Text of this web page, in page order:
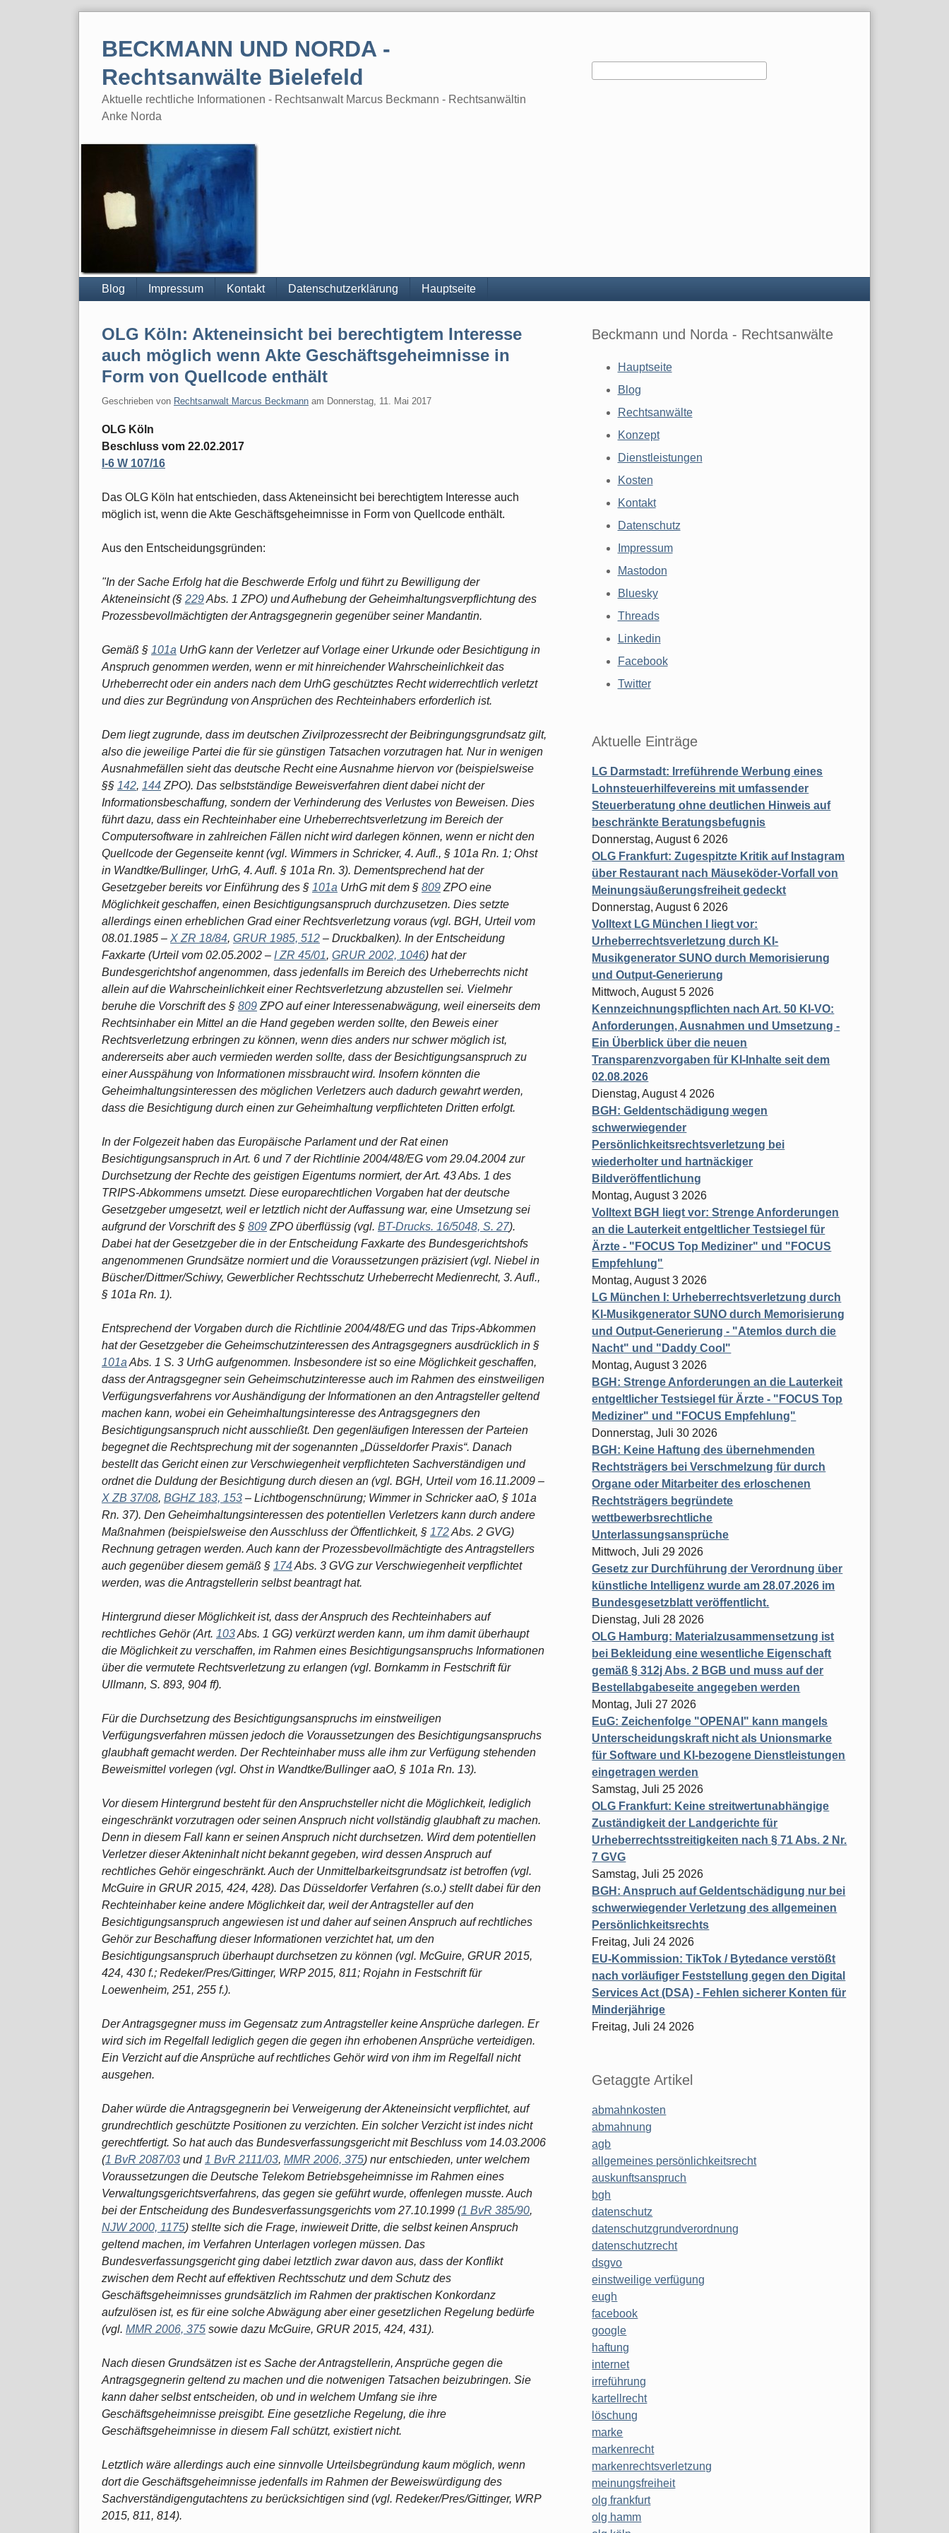
BECKMANN UND NORDA -
Rechtsanwälte Bielefeld
Aktuelle rechtliche Informationen - Rechtsanwalt Marcus Beckmann - Rechtsanwältin
Anke Norda
Blog Impressum Kontakt Datenschutzerklärung Hauptseite
OLG Köln: Akteneinsicht bei berechtigtem Interesse
auch möglich wenn Akte Geschäftsgeheimnisse in
Form von Quellcode enthält
Geschrieben von Rechtsanwalt Marcus Beckmann am Donnerstag, 11. Mai 2017
OLG Köln
Beschluss vom 22.02.2017
I-6 W 107/16
Das OLG Köln hat entschieden, dass Akteneinsicht bei berechtigtem Interesse auch
möglich ist, wenn die Akte Geschäftsgeheimnisse in Form von Quellcode enthält.
Aus den Entscheidungsgründen:
"In der Sache Erfolg hat die Beschwerde Erfolg und führt zu Bewilligung der
Akteneinsicht (§ 229Abs. 1 ZPO) und Aufhebung der Geheimhaltungsverpflichtung des
Prozessbevollmächtigten der Antragsgegnerin gegenüber seiner Mandantin.
Gemäß § 101a UrhG kann der Verletzer auf Vorlage einer Urkunde oder Besichtigung in
Anspruch genommen werden, wenn er mit hinreichender Wahrscheinlichkeit das
Urheberrecht oder ein anders nach dem UrhG geschütztes Recht widerrechtlich verletzt
und dies zur Begründung von Ansprüchen des Rechteinhabers erforderlich ist.
Dem liegt zugrunde, dass im deutschen Zivilprozessrecht der Beibringungsgrundsatz gilt,
also die jeweilige Partei die für sie günstigen Tatsachen vorzutragen hat. Nur in wenigen
Ausnahmefällen sieht das deutsche Recht eine Ausnahme hiervon vor (beispielsweise
§§ 142, 144 ZPO). Das selbstständige Beweisverfahren dient dabei nicht der
Informationsbeschaffung, sondern der Verhinderung des Verlustes von Beweisen. Dies
führt dazu, dass ein Rechteinhaber eine Urheberrechtsverletzung im Bereich der
Computersoftware in zahlreichen Fällen nicht wird darlegen können, wenn er nicht den
Quellcode der Gegenseite kennt (vgl. Wimmers in Schricker, 4. Aufl., § 101a Rn. 1; Ohst
in Wandtke/Bullinger, UrhG, 4. Aufl. § 101a Rn. 3). Dementsprechend hat der
Gesetzgeber bereits vor Einführung des § 101a UrhG mit dem § 809 ZPO eine
Möglichkeit geschaffen, einen Besichtigungsanspruch durchzusetzen. Dies setzte
allerdings einen erheblichen Grad einer Rechtsverletzung voraus (vgl. BGH, Urteil vom
08.01.1985 – X ZR 18/84, GRUR 1985, 512 – Druckbalken). In der Entscheidung
Faxkarte (Urteil vom 02.05.2002 – I ZR 45/01, GRUR 2002, 1046) hat der
Bundesgerichtshof angenommen, dass jedenfalls im Bereich des Urheberrechts nicht
allein auf die Wahrscheinlichkeit einer Rechtsverletzung abzustellen sei. Vielmehr
beruhe die Vorschrift des § 809 ZPO auf einer Interessenabwägung, weil einerseits dem
Rechtsinhaber ein Mittel an die Hand gegeben werden sollte, den Beweis einer
Rechtsverletzung erbringen zu können, wenn dies anders nur schwer möglich ist,
andererseits aber auch vermieden werden sollte, dass der Besichtigungsanspruch zu
einer Ausspähung von Informationen missbraucht wird. Insofern könnten die
Geheimhaltungsinteressen des möglichen Verletzers auch dadurch gewahrt werden,
dass die Besichtigung durch einen zur Geheimhaltung verpflichteten Dritten erfolgt.
In der Folgezeit haben das Europäische Parlament und der Rat einen
Besichtigungsanspruch in Art. 6 und 7 der Richtlinie 2004/48/EG vom 29.04.2004 zur
Durchsetzung der Rechte des geistigen Eigentums normiert, der Art. 43 Abs. 1 des
TRIPS-Abkommens umsetzt. Diese europarechtlichen Vorgaben hat der deutsche
Gesetzgeber umgesetzt, weil er letztlich nicht der Auffassung war, eine Umsetzung sei
aufgrund der Vorschrift des § 809 ZPO überflüssig (vgl. BT-Drucks. 16/5048, S. 27).
Dabei hat der Gesetzgeber die in der Entscheidung Faxkarte des Bundesgerichtshofs
angenommenen Grundsätze normiert und die Voraussetzungen präzisiert (vgl. Niebel in
Büscher/Dittmer/Schiwy, Gewerblicher Rechtsschutz Urheberrecht Medienrecht, 3. Aufl.,
§ 101a Rn. 1).
Entsprechend der Vorgaben durch die Richtlinie 2004/48/EG und das Trips-Abkommen
hat der Gesetzgeber die Geheimschutzinteressen des Antragsgegners ausdrücklich in §
101a Abs. 1 S. 3 UrhG aufgenommen. Insbesondere ist so eine Möglichkeit geschaffen,
dass der Antragsgegner sein Geheimschutzinteresse auch im Rahmen des einstweiligen
Verfügungsverfahrens vor Aushändigung der Informationen an den Antragsteller geltend
machen kann, wobei ein Geheimhaltungsinteresse des Antragsgegners den
Besichtigungsanspruch nicht ausschließt. Den gegenläufigen Interessen der Parteien
begegnet die Rechtsprechung mit der sogenannten „Düsseldorfer Praxis“. Danach
bestellt das Gericht einen zur Verschwiegenheit verpflichteten Sachverständigen und
ordnet die Duldung der Besichtigung durch diesen an (vgl. BGH, Urteil vom 16.11.2009 –
X ZB 37/08, BGHZ 183, 153 – Lichtbogenschnürung; Wimmer in Schricker aaO, § 101a
Rn. 37). Den Geheimhaltungsinteressen des potentiellen Verletzers kann durch andere
Maßnahmen (beispielsweise den Ausschluss der Öffentlichkeit, § 172Abs. 2 GVG)
Rechnung getragen werden. Auch kann der Prozessbevollmächtigte des Antragstellers
auch gegenüber diesem gemäß § 174Abs. 3 GVG zur Verschwiegenheit verpflichtet
werden, was die Antragstellerin selbst beantragt hat.
Hintergrund dieser Möglichkeit ist, dass der Anspruch des Rechteinhabers auf
rechtliches Gehör (Art. 103Abs. 1 GG) verkürzt werden kann, um ihm damit überhaupt
die Möglichkeit zu verschaffen, im Rahmen eines Besichtigungsanspruchs Informationen
über die vermutete Rechtsverletzung zu erlangen (vgl. Bornkamm in Festschrift für
Ullmann, S. 893, 904 ff).
Für die Durchsetzung des Besichtigungsanspruchs im einstweiligen
Verfügungsverfahren müssen jedoch die Voraussetzungen des Besichtigungsanspruchs
glaubhaft gemacht werden. Der Rechteinhaber muss alle ihm zur Verfügung stehenden
Beweismittel vorlegen (vgl. Ohst in Wandtke/Bullinger aaO, § 101a Rn. 13).
Vor diesem Hintergrund besteht für den Anspruchsteller nicht die Möglichkeit, lediglich
eingeschränkt vorzutragen oder seinen Anspruch nicht vollständig glaubhaft zu machen.
Denn in diesem Fall kann er seinen Anspruch nicht durchsetzen. Wird dem potentiellen
Verletzer dieser Akteninhalt nicht bekannt gegeben, wird dessen Anspruch auf
rechtliches Gehör eingeschränkt. Auch der Unmittelbarkeitsgrundsatz ist betroffen (vgl.
McGuire in GRUR 2015, 424, 428). Das Düsseldorfer Verfahren (s.o.) stellt dabei für den
Rechteinhaber keine andere Möglichkeit dar, weil der Antragsteller auf den
Besichtigungsanspruch angewiesen ist und daher auf seinen Anspruch auf rechtliches
Gehör zur Beschaffung dieser Informationen verzichtet hat, um den
Besichtigungsanspruch überhaupt durchsetzen zu können (vgl. McGuire, GRUR 2015,
424, 430 f.; Redeker/Pres/Gittinger, WRP 2015, 811; Rojahn in Festschrift für
Loewenheim, 251, 255 f.).
Der Antragsgegner muss im Gegensatz zum Antragsteller keine Ansprüche darlegen. Er
wird sich im Regelfall lediglich gegen die gegen ihn erhobenen Ansprüche verteidigen.
Ein Verzicht auf die Ansprüche auf rechtliches Gehör wird von ihm im Regelfall nicht
ausgehen.
Daher würde die Antragsgegnerin bei Verweigerung der Akteneinsicht verpflichtet, auf
grundrechtlich geschützte Positionen zu verzichten. Ein solcher Verzicht ist indes nicht
gerechtfertigt. So hat auch das Bundesverfassungsgericht mit Beschluss vom 14.03.2006
(1 BvR 2087/03 und 1 BvR 2111/03, MMR 2006, 375) nur entschieden, unter welchem
Voraussetzungen die Deutsche Telekom Betriebsgeheimnisse im Rahmen eines
Verwaltungsgerichtsverfahrens, das gegen sie geführt wurde, offenlegen musste. Auch
bei der Entscheidung des Bundesverfassungsgerichts vom 27.10.1999 (1 BvR 385/90,
NJW 2000, 1175) stellte sich die Frage, inwieweit Dritte, die selbst keinen Anspruch
geltend machen, im Verfahren Unterlagen vorlegen müssen. Das
Bundesverfassungsgericht ging dabei letztlich zwar davon aus, dass der Konflikt
zwischen dem Recht auf effektiven Rechtsschutz und dem Schutz des
Geschäftsgeheimnisses grundsätzlich im Rahmen der praktischen Konkordanz
aufzulösen ist, es für eine solche Abwägung aber einer gesetzlichen Regelung bedürfe
(vgl. MMR 2006, 375 sowie dazu McGuire, GRUR 2015, 424, 431).
Nach diesen Grundsätzen ist es Sache der Antragstellerin, Ansprüche gegen die
Antragsgegnerin geltend zu machen und die notwenigen Tatsachen beizubringen. Sie
kann daher selbst entscheiden, ob und in welchem Umfang sie ihre
Geschäftsgeheimnisse preisgibt. Eine gesetzliche Regelung, die ihre
Geschäftsgeheimnisse in diesem Fall schützt, existiert nicht.
Letztlich wäre allerdings auch eine sinnvolle Urteilsbegründung kaum möglich, wenn
dort die Geschäftsgeheimnisse jedenfalls im Rahmen der Beweiswürdigung des
Sachverständigengutachtens zu berücksichtigen sind (vgl. Redeker/Pres/Gittinger, WRP
2015, 811, 814).
Beckmann und Norda - Rechtsanwälte
Hauptseite
Blog
Rechtsanwälte
Konzept
Dienstleistungen
Kosten
Kontakt
Datenschutz
Impressum
Mastodon
Bluesky
Threads
Linkedin
Facebook
Twitter
Aktuelle Einträge
LG Darmstadt: Irreführende Werbung eines
Lohnsteuerhilfevereins mit umfassender
Steuerberatung ohne deutlichen Hinweis auf
beschränkte Beratungsbefugnis
Donnerstag, August 6 2026
OLG Frankfurt: Zugespitzte Kritik auf Instagram
über Restaurant nach Mäuseköder-Vorfall von
Meinungsäußerungsfreiheit gedeckt
Donnerstag, August 6 2026
Volltext LG München I liegt vor:
Urheberrechtsverletzung durch KI-
Musikgenerator SUNO durch Memorisierung
und Output-Generierung
Mittwoch, August 5 2026
Kennzeichnungspflichten nach Art. 50 KI-VO:
Anforderungen, Ausnahmen und Umsetzung -
Ein Überblick über die neuen
Transparenzvorgaben für KI-Inhalte seit dem
02.08.2026
Dienstag, August 4 2026
BGH: Geldentschädigung wegen
schwerwiegender
Persönlichkeitsrechtsverletzung bei
wiederholter und hartnäckiger
Bildveröffentlichung
Montag, August 3 2026
Volltext BGH liegt vor: Strenge Anforderungen
an die Lauterkeit entgeltlicher Testsiegel für
Ärzte - "FOCUS Top Mediziner" und "FOCUS
Empfehlung"
Montag, August 3 2026
LG München I: Urheberrechtsverletzung durch
KI-Musikgenerator SUNO durch Memorisierung
und Output-Generierung - "Atemlos durch die
Nacht" und "Daddy Cool"
Montag, August 3 2026
BGH: Strenge Anforderungen an die Lauterkeit
entgeltlicher Testsiegel für Ärzte - "FOCUS Top
Mediziner" und "FOCUS Empfehlung"
Donnerstag, Juli 30 2026
BGH: Keine Haftung des übernehmenden
Rechtsträgers bei Verschmelzung für durch
Organe oder Mitarbeiter des erloschenen
Rechtsträgers begründete
wettbewerbsrechtliche
Unterlassungsansprüche
Mittwoch, Juli 29 2026
Gesetz zur Durchführung der Verordnung über
künstliche Intelligenz wurde am 28.07.2026 im
Bundesgesetzblatt veröffentlicht.
Dienstag, Juli 28 2026
OLG Hamburg: Materialzusammensetzung ist
bei Bekleidung eine wesentliche Eigenschaft
gemäß § 312j Abs. 2 BGB und muss auf der
Bestellabgabeseite angegeben werden
Montag, Juli 27 2026
EuG: Zeichenfolge "OPENAI" kann mangels
Unterscheidungskraft nicht als Unionsmarke
für Software und KI-bezogene Dienstleistungen
eingetragen werden
Samstag, Juli 25 2026
OLG Frankfurt: Keine streitwertunabhängige
Zuständigkeit der Landgerichte für
Urheberrechtsstreitigkeiten nach § 71 Abs. 2 Nr.
7 GVG
Samstag, Juli 25 2026
BGH: Anspruch auf Geldentschädigung nur bei
schwerwiegender Verletzung des allgemeinen
Persönlichkeitsrechts
Freitag, Juli 24 2026
EU-Kommission: TikTok / Bytedance verstößt
nach vorläufiger Feststellung gegen den Digital
Services Act (DSA) - Fehlen sicherer Konten für
Minderjährige
Freitag, Juli 24 2026
Getaggte Artikel
abmahnkosten
abmahnung
agb
allgemeines persönlichkeitsrecht
auskunftsanspruch
bgh
datenschutz
datenschutzgrundverordnung
datenschutzrecht
dsgvo
einstweilige verfügung
eugh
facebook
google
haftung
internet
irreführung
kartellrecht
löschung
marke
markenrecht
markenrechtsverletzung
meinungsfreiheit
olg frankfurt
olg hamm